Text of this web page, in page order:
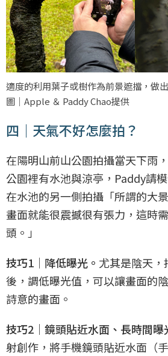
適度的利用葉子或樹作為前景遮擋，做
圖｜Apple ＆ Paddy Chao提供
四｜天氣不好怎麼拍？
在陽明山前山公園拍攝當天下雨
公園裡有水池與涼亭，Paddy請
在水池的另一側拍攝「所謂的大
畫面就能很震撼很有張力，這時
頭。」
技巧1｜降低曝光。 尤其是陰天
後，調低曝光值，可以讓畫面的
詩意的畫面。
技巧2｜鏡頭貼近水面、長時間曝
射創作，將手機鏡頭貼近水面（